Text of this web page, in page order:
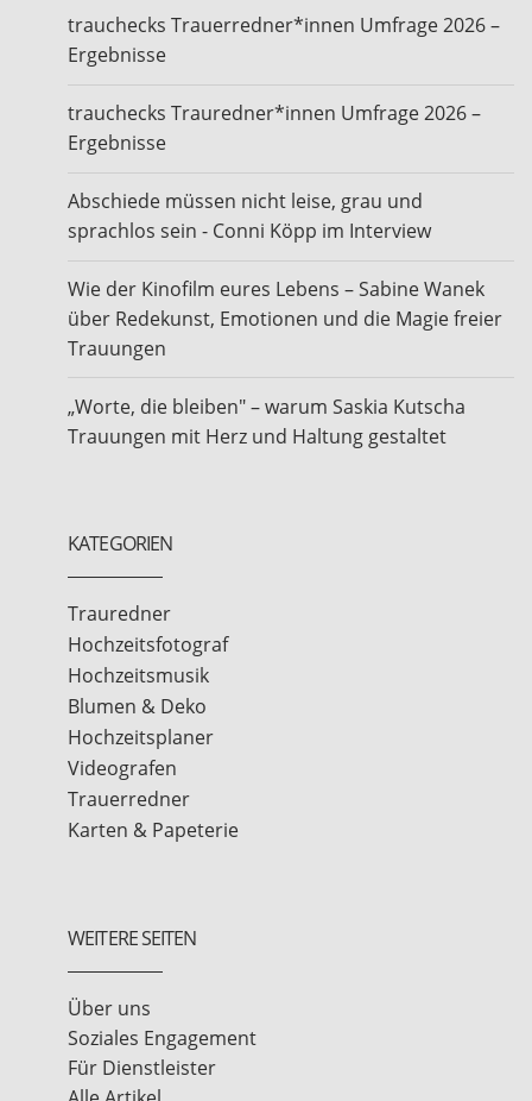
trauchecks Trauerredner*innen Umfrage 2026 –
Ergebnisse
trauchecks Trauredner*innen Umfrage 2026 –
Ergebnisse
Abschiede müssen nicht leise, grau und
sprachlos sein - Conni Köpp im Interview
Wie der Kinofilm eures Lebens – Sabine Wanek
über Redekunst, Emotionen und die Magie freier
Trauungen
„Worte, die bleiben" – warum Saskia Kutscha
Trauungen mit Herz und Haltung gestaltet
KATEGORIEN
Trauredner
Hochzeitsfotograf
Hochzeitsmusik
Blumen & Deko
Hochzeitsplaner
Videografen
Trauerredner
Karten & Papeterie
WEITERE SEITEN
Über uns
Soziales Engagement
Für Dienstleister